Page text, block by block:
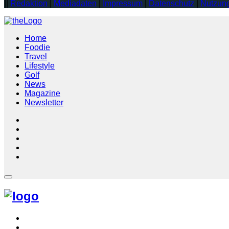
Redaktion Mediadaten Impressum Datenschutz
Home
Foodie
Travel
Lifestyle
Golf
News
Magazine
Newsletter